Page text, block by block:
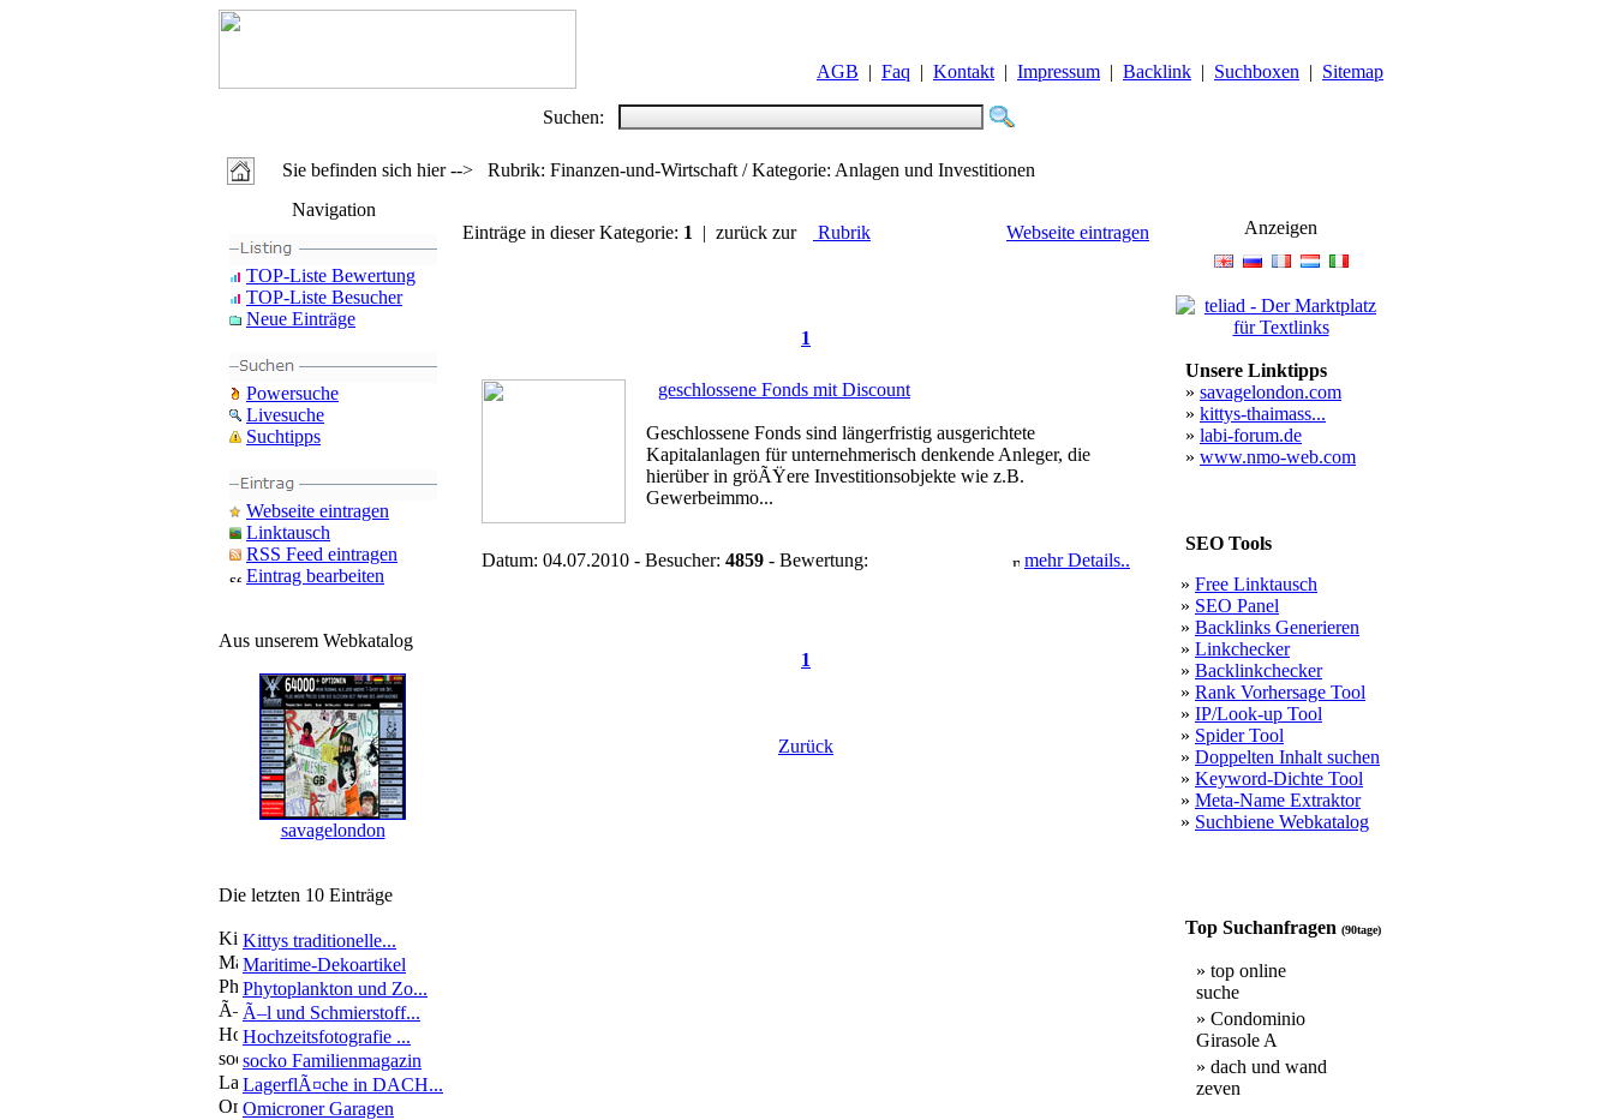
AGB | Faq | Kontakt | Impressum | Backlink | Suchboxen | Sitemap
Suchen:
Sie befinden sich hier --> Rubrik: Finanzen-und-Wirtschaft / Kategorie: Anlagen und Investitionen
Navigation
TOP-Liste Bewertung
TOP-Liste Besucher
Neue Einträge
Powersuche
Livesuche
Suchtipps
Webseite eintragen
Linktausch
RSS Feed eintragen
Eintrag bearbeiten
Aus unserem Webkatalog
savagelondon
Die letzten 10 Einträge
Kittys traditionelle...
Maritime-Dekoartikel
Phytoplankton und Zo...
Ã–l und Schmierstoff...
Hochzeitsfotografie ...
socko Familienmagazin
LagerflÃ¤che in DACH...
Omicroner Garagen
Einträge in dieser Kategorie: 1 | zurück zur Rubrik Webseite eintragen
1
geschlossene Fonds mit Discount
Geschlossene Fonds sind längerfristig ausgerichtete
Kapitalanlagen für unternehmerisch denkende Anleger, die
hierüber in gröÃŸere Investitionsobjekte wie z.B.
Gewerbeimmo...
Datum: 04.07.2010 - Besucher: 4859 - Bewertung: mehr Details..
1
Zurück
Anzeigen
Unsere Linktipps
» savagelondon.com
» kittys-thaimass...
» labi-forum.de
» www.nmo-web.com
SEO Tools
» Free Linktausch
» SEO Panel
» Backlinks Generieren
» Linkchecker
» Backlinkchecker
» Rank Vorhersage Tool
» IP/Look-up Tool
» Spider Tool
» Doppelten Inhalt suchen
» Keyword-Dichte Tool
» Meta-Name Extraktor
» Suchbiene Webkatalog
Top Suchanfragen (90tage)
» top online
suche
» Condominio
Girasole A
» dach und wand
zeven